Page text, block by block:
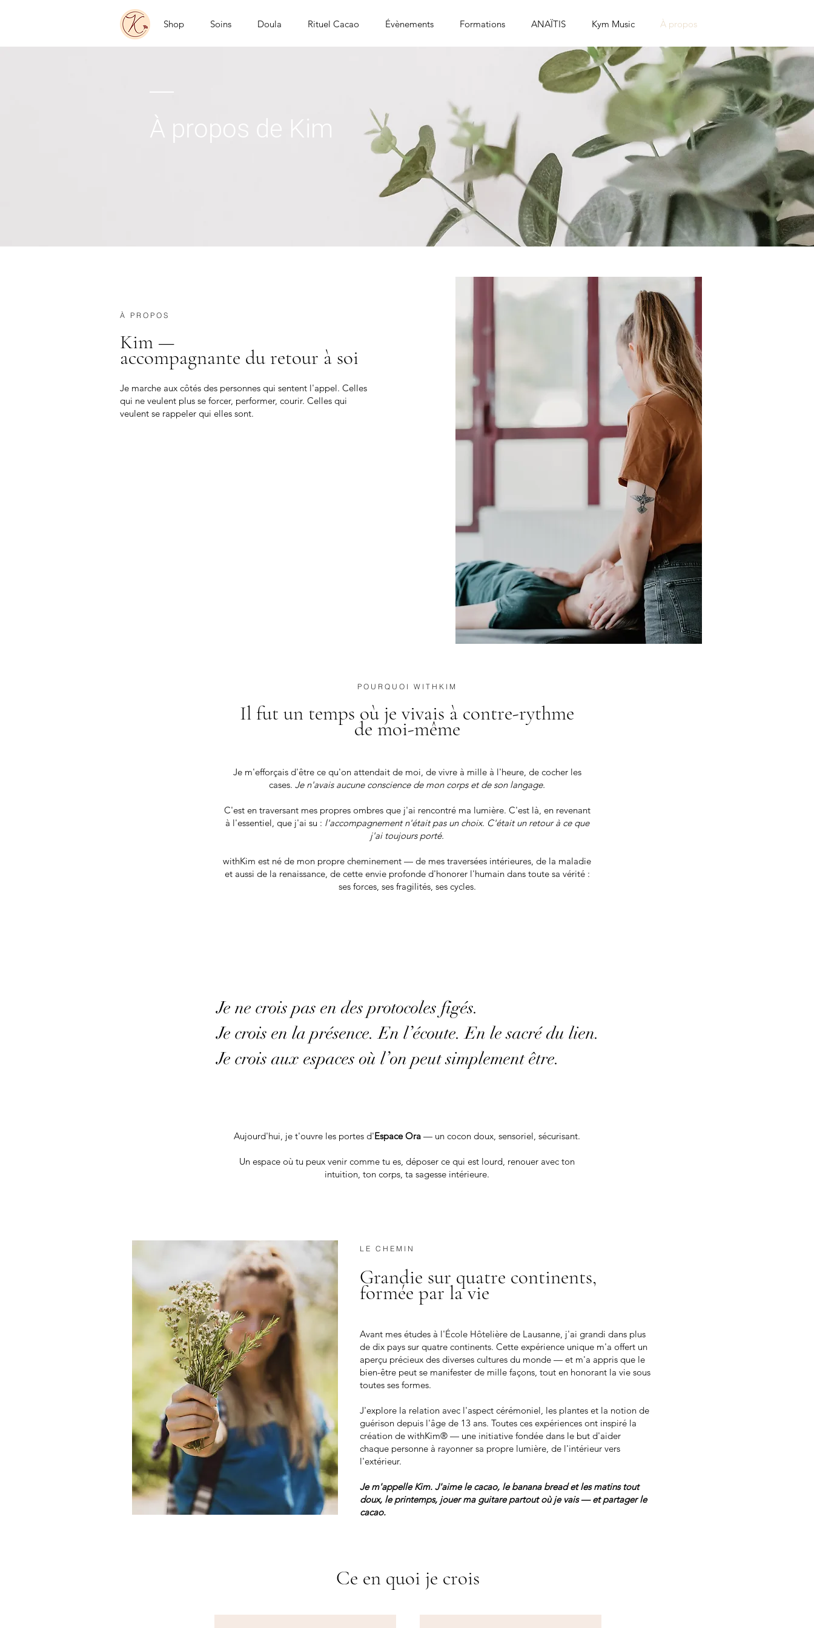
Shop Soins Doula Rituel Cacao Évènements Formations ANAÏTIS Kym Music À propos
À propos de Kim
À PROPOS
Kim —
accompagnante du retour à soi
Je marche aux côtés des personnes qui sentent l'appel. Celles
qui ne veulent plus se forcer, performer, courir. Celles qui
veulent se rappeler qui elles sont.
POURQUOI WITHKIM
Il fut un temps où je vivais à contre-rythme
de moi-même
Je m'efforçais d'être ce qu'on attendait de moi, de vivre à mille à l'heure, de cocher les
cases. Je n'avais aucune conscience de mon corps et de son langage.
C'est en traversant mes propres ombres que j'ai rencontré ma lumière. C'est là, en revenant
à l'essentiel, que j'ai su : l'accompagnement n'était pas un choix. C'était un retour à ce que
j'ai toujours porté.
withKim est né de mon propre cheminement — de mes traversées intérieures, de la maladie
et aussi de la renaissance, de cette envie profonde d'honorer l'humain dans toute sa vérité :
ses forces, ses fragilités, ses cycles.
Je ne crois pas en des protocoles figés.
Je crois en la présence. En l’écoute. En le sacré du lien.
Je crois aux espaces où l’on peut simplement être.
Aujourd'hui, je t'ouvre les portes d'Espace Ora — un cocon doux, sensoriel, sécurisant.
Un espace où tu peux venir comme tu es, déposer ce qui est lourd, renouer avec ton
intuition, ton corps, ta sagesse intérieure.
LE CHEMIN
Grandie sur quatre continents,
formée par la vie
Avant mes études à l'École Hôtelière de Lausanne, j'ai grandi dans plus
de dix pays sur quatre continents. Cette expérience unique m'a offert un
aperçu précieux des diverses cultures du monde — et m'a appris que le
bien-être peut se manifester de mille façons, tout en honorant la vie sous
toutes ses formes.
J'explore la relation avec l'aspect cérémoniel, les plantes et la notion de
guérison depuis l'âge de 13 ans. Toutes ces expériences ont inspiré la
création de withKim® — une initiative fondée dans le but d'aider
chaque personne à rayonner sa propre lumière, de l'intérieur vers
l'extérieur.
Je m'appelle Kim. J'aime le cacao, le banana bread et les matins tout
doux, le printemps, jouer ma guitare partout où je vais — et partager le
cacao.
Ce en quoi je crois